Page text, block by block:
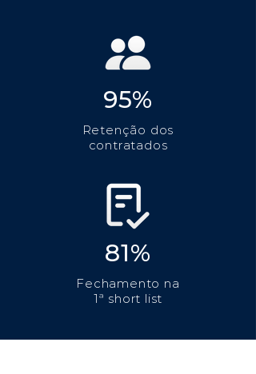
95%
Retenção dos
contratados
81%
Fechamento na
1ª short list